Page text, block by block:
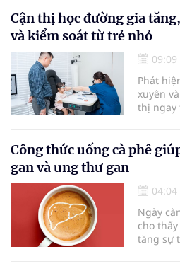
Cận thị học đường gia
và kiểm soát từ trẻ nhỏ
09:09
Phát
xuyên
thị ngay
trẻ. Đây
Trung
Đô đưa
Công thức uống cà phê
gan và ung thư gan
04:04
Ngày
cho
tăng sự